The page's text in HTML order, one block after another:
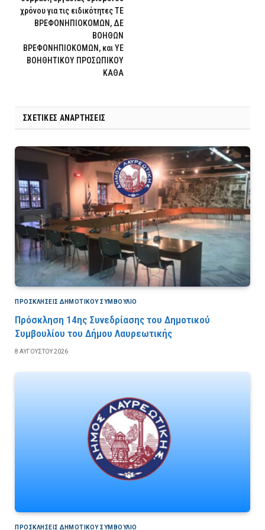
χρόνου για τις ειδικότητες ΤΕ
ΒΡΕΦΟΝΗΠΙΟΚΟΜΩΝ, ΔΕ
ΒΟΗΘΩΝ
ΒΡΕΦΟΝΗΠΙΟΚΟΜΩΝ, και ΥΕ
ΒΟΗΘΗΤΙΚΟΥ ΠΡΟΣΩΠΙΚΟΥ
ΚΑΘΑ
ΣΧΕΤΙΚΈΣ ΑΝΑΡΤΉΣΕΙΣ
ΠΡΟΣΚΛΉΣΕΙΣ ΔΗΜΟΤΙΚΟΎ ΣΥΜΒΟΎΛΙΟ
Πρόσκληση 14ης Συνεδρίασης του Δημοτικού
Συμβουλίου του Δήμου Λαυρεωτικής
8 ΑΥΓΟΎΣΤΟΥ 2026
ΠΡΟΣΚΛΉΣΕΙΣ ΔΗΜΟΤΙΚΟΎ ΣΥΜΒΟΎΛΙΟ